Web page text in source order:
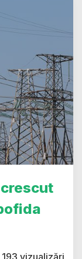
193 vizualizări